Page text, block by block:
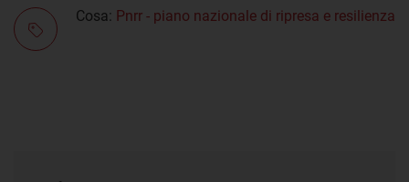
Cosa: Pnrr - piano nazionale di ripresa e resilienza